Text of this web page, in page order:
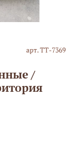
арт.ТТ-7369
/